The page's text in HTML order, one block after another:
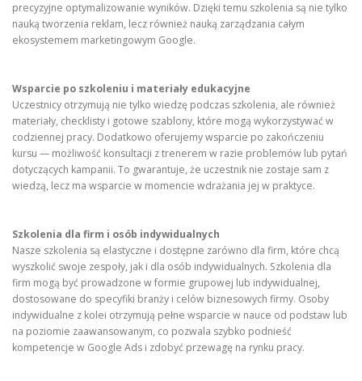
precyzyjne optymalizowanie wyników. Dzięki temu szkolenia są nie tylko
nauką tworzenia reklam, lecz również nauką zarządzania całym
ekosystemem marketingowym Google.
Wsparcie po szkoleniu i materiały edukacyjne
Uczestnicy otrzymują nie tylko wiedzę podczas szkolenia, ale również
materiały, checklisty i gotowe szablony, które mogą wykorzystywać w
codziennej pracy. Dodatkowo oferujemy wsparcie po zakończeniu
kursu — możliwość konsultacji z trenerem w razie problemów lub pytań
dotyczących kampanii. To gwarantuje, że uczestnik nie zostaje sam z
wiedzą, lecz ma wsparcie w momencie wdrażania jej w praktyce.
Szkolenia dla firm i osób indywidualnych
Nasze szkolenia są elastyczne i dostępne zarówno dla firm, które chcą
wyszkolić swoje zespoły, jak i dla osób indywidualnych. Szkolenia dla
firm mogą być prowadzone w formie grupowej lub indywidualnej,
dostosowane do specyfiki branży i celów biznesowych firmy. Osoby
indywidualne z kolei otrzymują pełne wsparcie w nauce od podstaw lub
na poziomie zaawansowanym, co pozwala szybko podnieść
kompetencje w Google Ads i zdobyć przewagę na rynku pracy.